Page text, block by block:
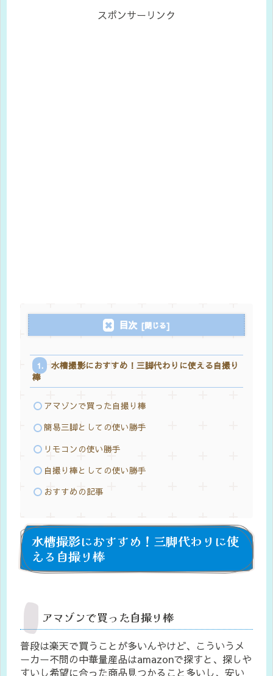
スポンサーリンク
目次
水槽撮影におすすめ！三脚代わりに使える自撮り
棒
アマゾンで買った自撮り棒
簡易三脚としての使い勝手
リモコンの使い勝手
自撮り棒としての使い勝手
おすすめの記事
水槽撮影におすすめ！三脚代わりに使
える自撮り棒
アマゾンで買った自撮り棒
普段は楽天で買うことが多いんやけど、こういうメ
ーカー不問の中華量産品はamazonで探すと、探しや
すいし希望に合った商品見つかること多いし、安い